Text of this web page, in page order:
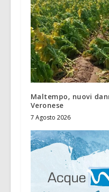
Maltempo, nuovi
Veronese
7 Agosto 2026